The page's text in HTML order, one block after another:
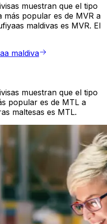
muestran que el tipo
más popular es de MVR a
maldivas es MVR. El
maldiva
muestran que el tipo
popular es de MTL a
maltesas es MTL.